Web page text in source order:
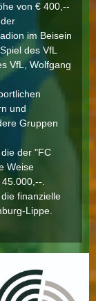
von € 400,--
im Beisein
des VfL
VfL, Wolfgang
und
Gruppen
der "FC
Weise
.
finanzielle
Lippe.